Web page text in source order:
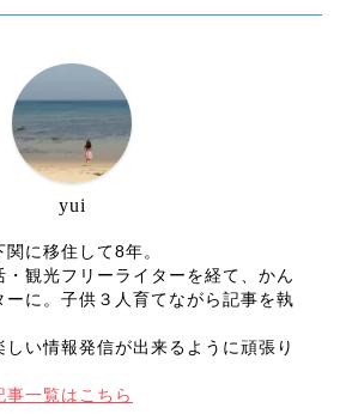
yui
に移住して8年。
・観光フリーライターを経て、かん
ーに。子供３人育てながら記事を執
い情報発信が出来るように頑張り
一覧はこちら